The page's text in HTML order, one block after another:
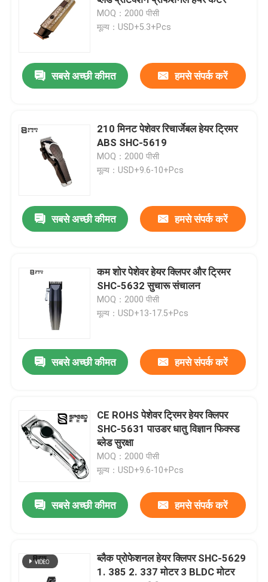
हमारे बारे में
संपर्क
उत्पाद
पेशेवर हेयर क्लिपर
नाई के बाल काटने वाला
ताररहित हेयर ट्रिमर
वाटरप्रूफ हेयर ट्रिमर
कम शोर वाली हेयर क्लिपर
माइक्रो हेयर ट्रिमर
पुरुषों के बाल ट्रिमर
MOQ：2000 पीसी
मूल्य：USD+5.3+Pcs
सबसे अच्छी कीमत हमसे संपर्क करें
210 मिनट पेशेवर रिचार्जेबल हेयर ट्रिमर
ABS SHC-5619
MOQ：2000 पीसी
मूल्य：USD+9.6-10+Pcs
सबसे अच्छी कीमत हमसे संपर्क करें
कम शोर पेशेवर हेयर क्लिपर और ट्रिमर
SHC-5632 सुचारू संचालन
MOQ：2000 पीसी
मूल्य：USD+13-17.5+Pcs
सबसे अच्छी कीमत हमसे संपर्क करें
CE ROHS पेशेवर ट्रिमर हेयर क्लिपर
SHC-5631 पाउडर धातु विज्ञान फिक्स्ड
ब्लेड सुरक्षा
MOQ：2000 पीसी
मूल्य：USD+9.6-10+Pcs
सबसे अच्छी कीमत हमसे संपर्क करें
ब्लैक प्रोफेशनल हेयर क्लिपर SHC-5629
1. 385 2. 337 मोटर 3 BLDC मोटर